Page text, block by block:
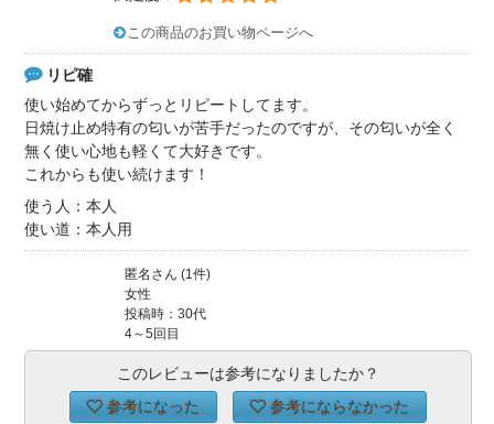
この商品のお買い物ページへ
リピ確
使い始めてからずっとリピートしてます。
日焼け止め特有の匂いが苦手だったのですが、その匂いが全く
無く使い心地も軽くて大好きです。
これからも使い続けます！
使う人：本人
使い道：本人用
匿名さん (1件)
女性
投稿時：30代
4～5回目
このレビューは参考になりましたか？
参考になった
参考にならなかった